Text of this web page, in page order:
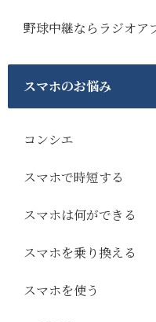
野球中継ならラジオア
スマホのお悩み
コンシエ
スマホで時短する
スマホは何ができる
スマホを乗り換える
スマホを使う